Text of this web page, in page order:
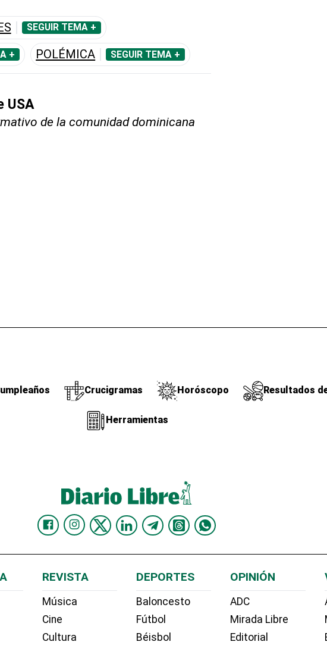
SEGUIR TEMA +
+ POLÉMICA SEGUIR TEMA +
USA
de la comunidad dominicana
Crucigramas Horóscopo Resultados
Herramientas
REVISTA
Música
Cine
Cultura
DEPORTES
Baloncesto
Fútbol
Béisbol
OPINIÓN
ADC
Mirada Libre
Editorial